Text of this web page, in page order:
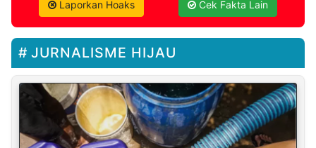
Laporkan Hoaks Cek Fakta Lain
JURNALISME HIJAU